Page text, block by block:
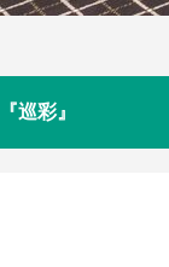
巡彩』